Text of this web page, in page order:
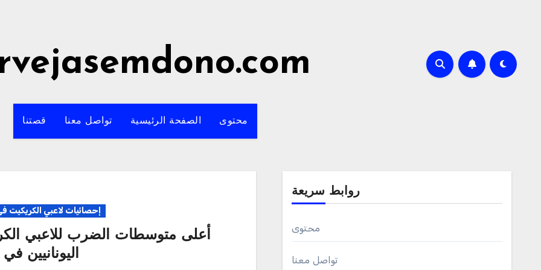
قصتنا تواصل معنا الصفحة الرئيسية محتوى
إحصائيات لاعبي الكريكيت
أعلى متوسطات الضرب للاعبي
اليونانيين في 2023
روابط سريعة
محتوى
تواصل معنا